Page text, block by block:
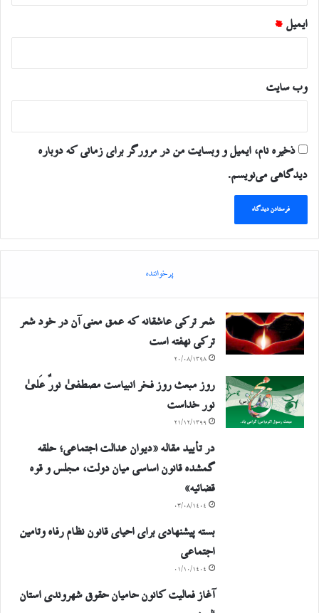
ایمیل *
وب‌ سایت
ذخیره نام، ایمیل و وبسایت من در مرورگر برای زمانی که دوباره
دیدگاهی می‌نویسم.
پرخواننده
شعر ترکی عاشقانه که عمق معنی آن در خود شعر
ترکی نهفته است
۲۰/۰۸/۱۳۹۸
روز مبعث روز فخر انبیاست مصطفیٰ نورٌ عَلیٰ
نور خداست
۲۱/۱۲/۱۳۹۹
در تأیید مقاله «دیوان عدالت اجتماعی؛ حلقه
گمشده قانون اساسی میان دولت، مجلس و قوه
قضائیه»
۰۳/۰۸/۱۴۰۴
بسته پیشنهادی برای احیای قانون نظام رفاه وتامین
اجتماعی
۰۱/۱۰/۱۴۰۴
آغاز فعالیت کانون حامیان حقوق شهروندی استان